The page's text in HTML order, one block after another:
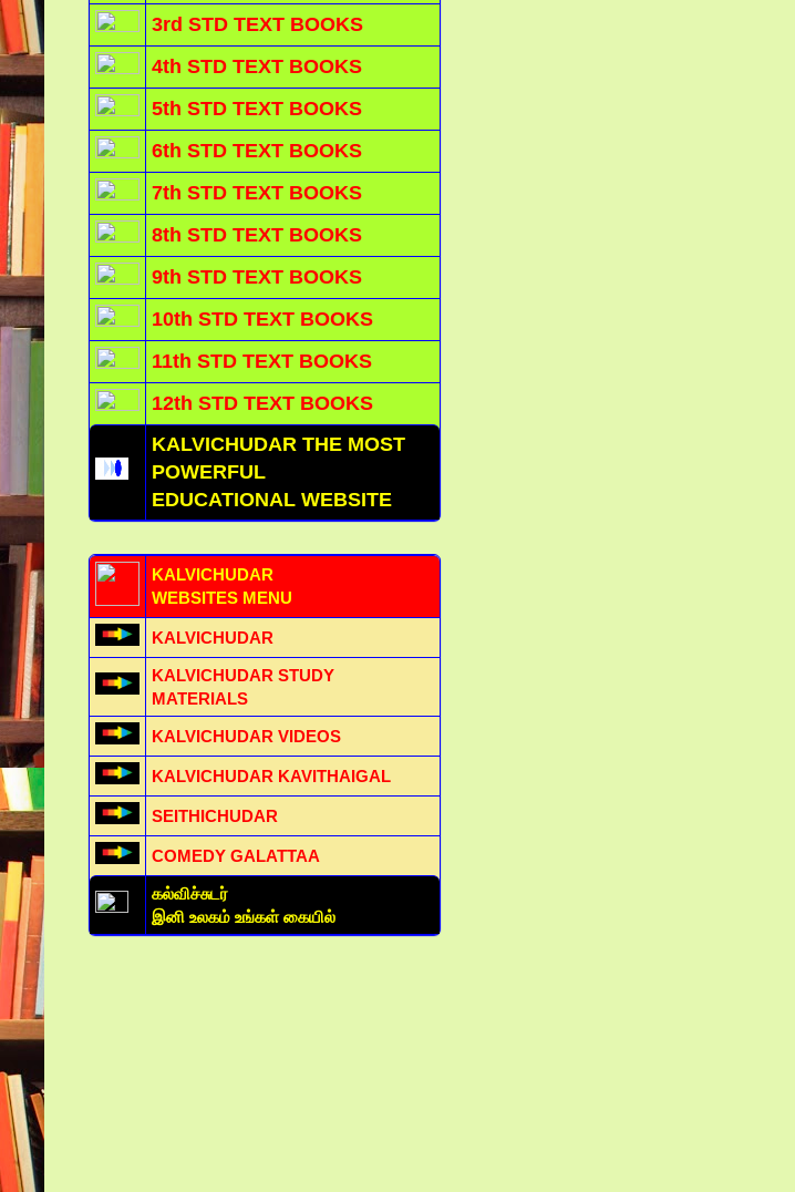
3rd STD TEXT BOOKS
4th STD TEXT BOOKS
5th STD TEXT BOOKS
6th STD TEXT BOOKS
7th STD TEXT BOOKS
8th STD TEXT BOOKS
9th STD TEXT BOOKS
10th STD TEXT BOOKS
11th STD TEXT BOOKS
12th STD TEXT BOOKS
KALVICHUDAR THE MOST
POWERFUL
EDUCATIONAL WEBSITE
KALVICHUDAR
WEBSITES MENU
KALVICHUDAR
KALVICHUDAR STUDY
MATERIALS
KALVICHUDAR VIDEOS
KALVICHUDAR KAVITHAIGAL
SEITHICHUDAR
COMEDY GALATTAA
கல்விச்சுடர்
இனி உலகம் உங்கள் கையில்